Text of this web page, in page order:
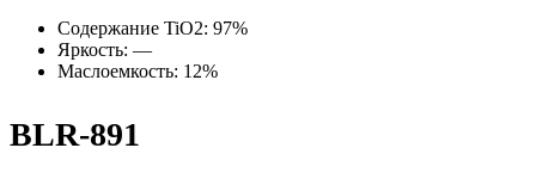
Содержание TiO2: 97%
Яркость: —
Маслоемкость: 12%
BLR-891